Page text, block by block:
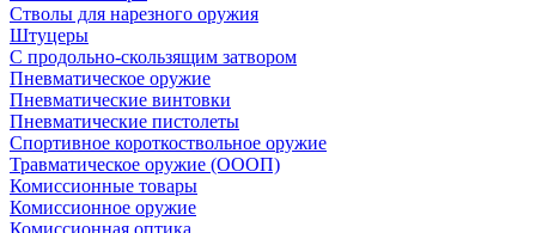
Стволы для нарезного оружия
Штуцеры
С продольно-скользящим затвором
Пневматическое оружие
Пневматические винтовки
Пневматические пистолеты
Спортивное короткоствольное оружие
Травматическое оружие (ОООП)
Комиссионные товары
Комиссионное оружие
Комиссионная оптика